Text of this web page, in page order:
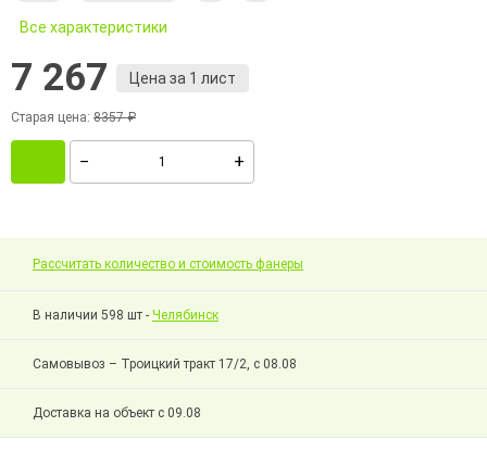
Все характеристики
7 267 Цена за 1 лист
Старая цена: 8357 ₽
Рассчитать количество и стоимость фанеры
В наличии 598 шт - Челябинск
Самовывоз – Троицкий тракт 17/2, с 08.08
Доставка на объект с 09.08